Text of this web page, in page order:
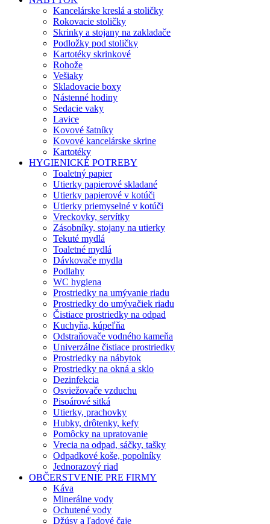
Kancelárske kreslá a stoličky
Rokovacie stoličky
Skrinky a stojany na zakladače
Podložky pod stoličky
Kartotéky skrinkové
Rohože
Vešiaky
Skladovacie boxy
Nástenné hodiny
Sedacie vaky
Lavice
Kovové šatníky
Kovové kancelárske skrine
Kartotéky
HYGIENICKÉ POTREBY
Toaletný papier
Utierky papierové skladané
Utierky papierové v kotúči
Utierky priemyselné v kotúči
Vreckovky, servítky
Zásobníky, stojany na utierky
Tekuté mydlá
Toaletné mydlá
Dávkovače mydla
Podlahy
WC hygiena
Prostriedky na umývanie riadu
Prostriedky do umývačiek riadu
Čistiace prostriedky na odpad
Kuchyňa, kúpeľňa
Odstraňovače vodného kameňa
Univerzálne čistiace prostriedky
Prostriedky na nábytok
Prostriedky na okná a sklo
Dezinfekcia
Osviežovače vzduchu
Pisoárové sitká
Utierky, prachovky
Hubky, drôtenky, kefy
Pomôcky na upratovanie
Vrecia na odpad, sáčky, tašky
Odpadkové koše, popolníky
Jednorazový riad
OBČERSTVENIE PRE FIRMY
Káva
Minerálne vody
Ochutené vody
Džúsy a ľadové čaje